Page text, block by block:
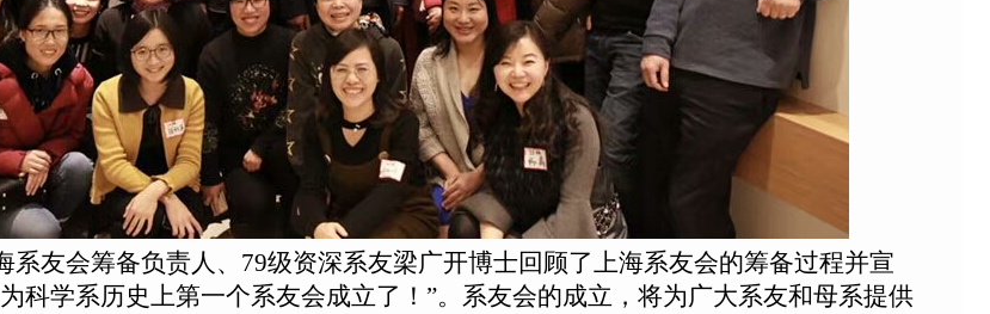
系友会筹备负责人、79级资深系友梁广开博士回顾了上海系友会的筹备过程并宣
科学系历史上第一个系友会成立了！”。系友会的成立，将为广大系友和母系提供